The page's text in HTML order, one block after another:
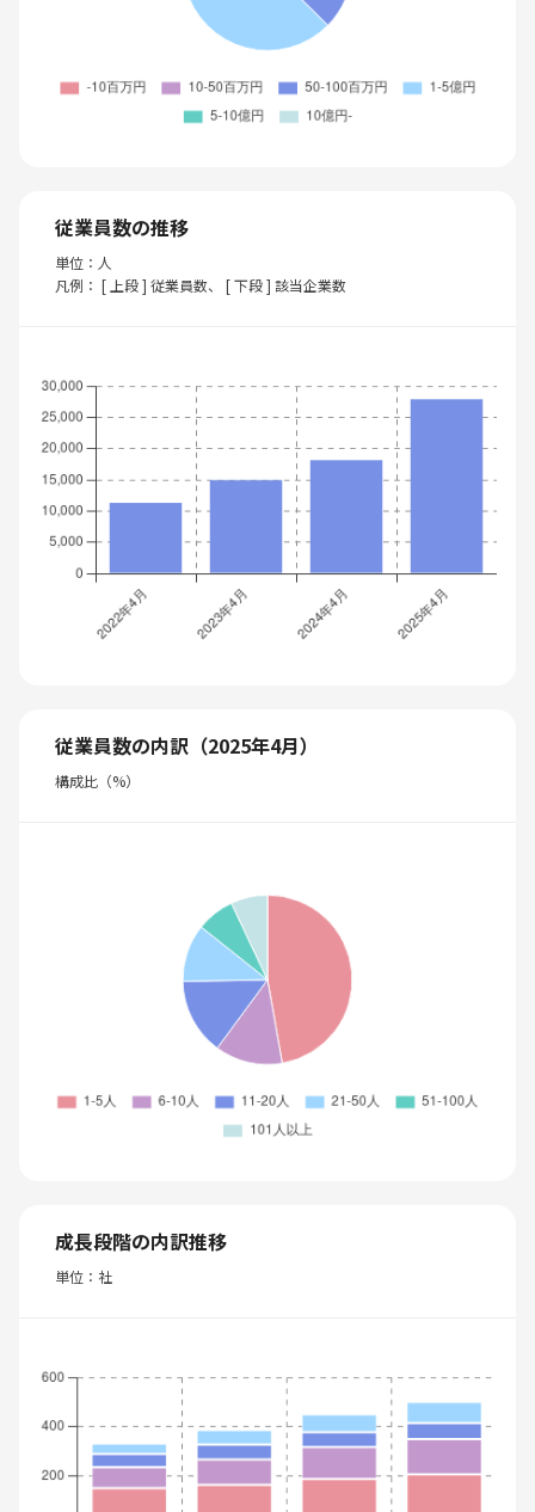
従業員数の推移
単位：人
凡例： [ 上段 ] 従業員数、 [ 下段 ] 該当企業数
従業員数の内訳（2025年4月）
構成比（%）
成長段階の内訳推移
単位：社